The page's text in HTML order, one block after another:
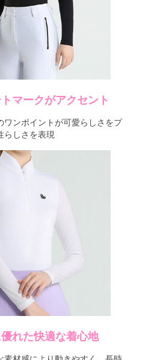
マークがアクセント
ワンポイントが可愛らしさをプ
らしさを表現
れた快適な着心地